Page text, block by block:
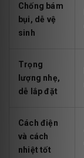
Chống bám
bụi, dễ vệ
sinh
Trọng
lượng nhẹ,
dễ lắp đặt
Cách điện
và cách
nhiệt tốt